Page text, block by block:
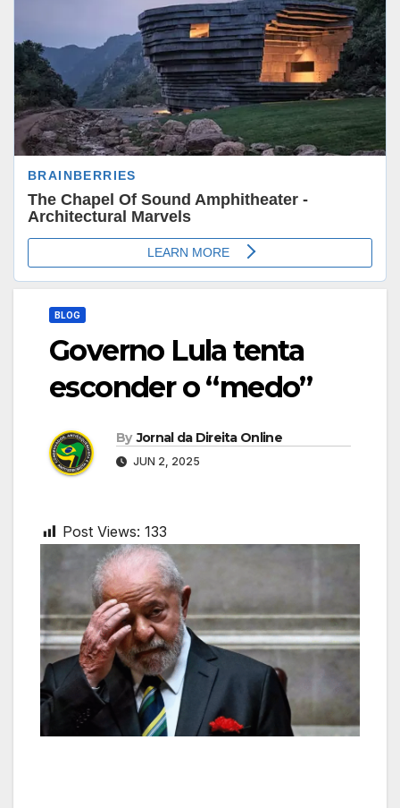
BLOG
Governo Lula tenta
esconder o “medo”
By Jornal da Direita Online
JUN 2, 2025
Post Views: 133